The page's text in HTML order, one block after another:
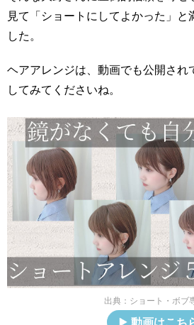
見て「ショートにしてよかった」と
した。
ヘアアレンジは、動画でも公開され
してみてくださいね。
出典： ショート・ボブ